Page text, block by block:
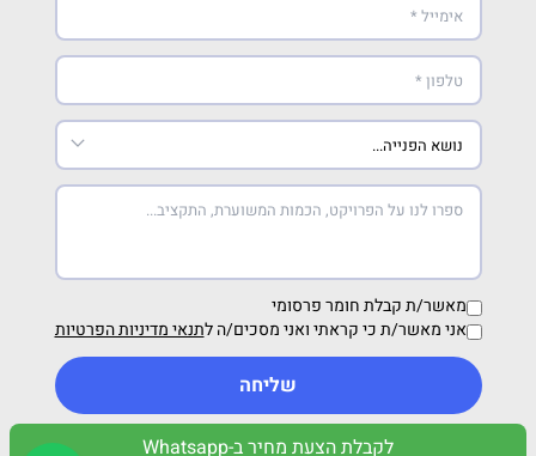
לקבלת הצעת מחיר ב-Whatsapp
מאשר/ת קבלת חומר פרסומי
אני מאשר/ת כי קראתי ואני מסכים/ה לתנאי מדיניות הפרטיות
שליחה